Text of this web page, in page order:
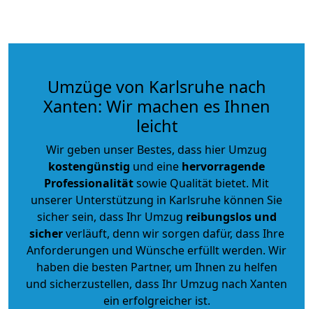
Umzüge von Karlsruhe nach
Xanten: Wir machen es Ihnen
leicht
Wir geben unser Bestes, dass hier Umzug
kostengünstig und eine hervorragende
Professionalitätsowie Qualität bietet. Mit
unserer Unterstützung in Karlsruhe können Sie
sicher sein, dass Ihr Umzug reibungslos und
sicherverläuft, denn wir sorgen dafür, dass Ihre
Anforderungen und Wünsche erfüllt werden. Wir
haben die besten Partner, um Ihnen zu helfen
und sicherzustellen, dass Ihr Umzug nach Xanten
ein erfolgreicher ist.